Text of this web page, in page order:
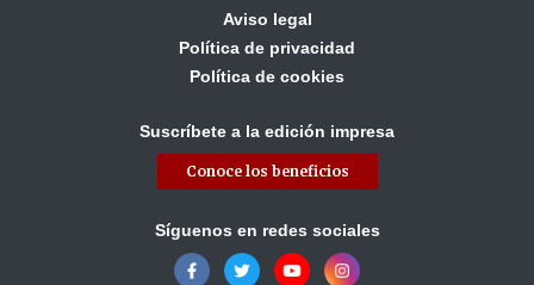
Aviso legal
Política de privacidad
Política de cookies
Suscríbete a la edición impresa
Conoce los beneficios
Síguenos en redes sociales